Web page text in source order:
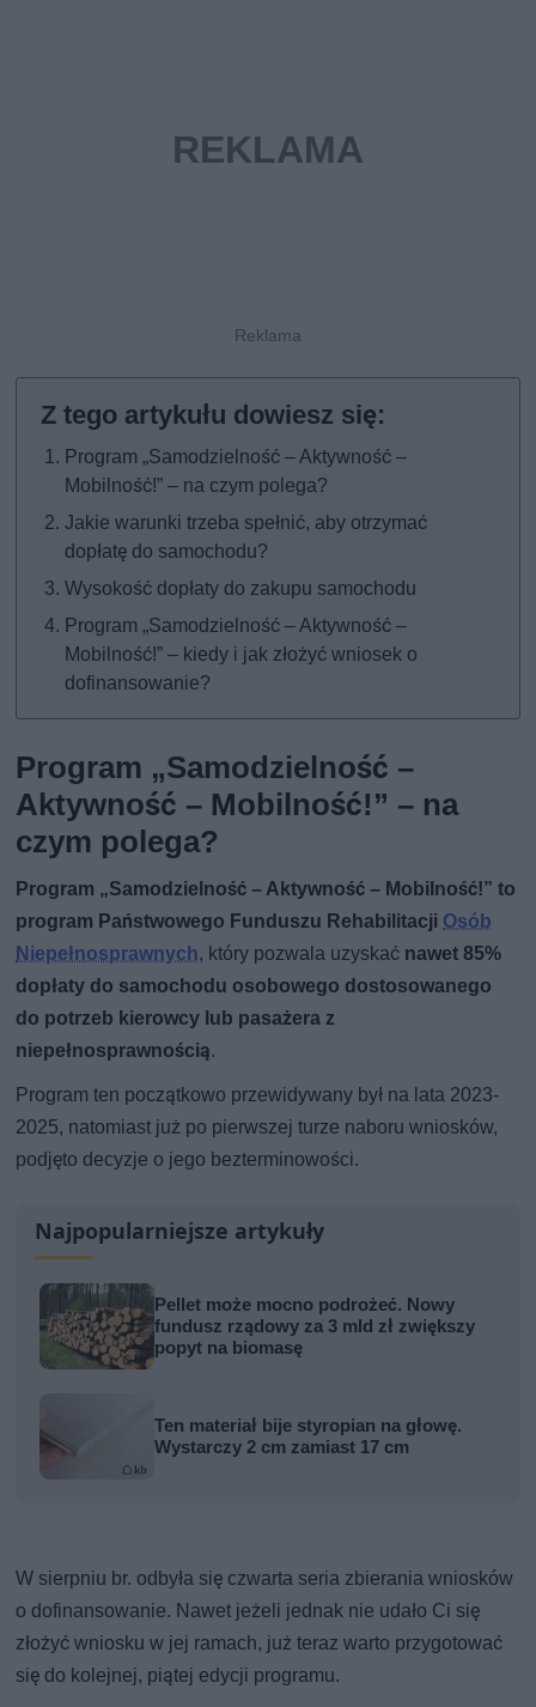
Program „Samodzielność – Aktywność –
Mobilność!” – na czym polega?
Jakie warunki trzeba spełnić, aby otrzymać
dopłatę do samochodu?
Wysokość dopłaty do zakupu samochodu
Program „Samodzielność – Aktywność –
Mobilność!” – kiedy i jak złożyć wniosek o
dofinansowanie?
Program „Samodzielność –
Aktywność – Mobilność!” – na
czym polega?
Program „Samodzielność – Aktywność – Mobilność!” to
program Państwowego Funduszu Rehabilitacji Osób
Niepełnosprawnych, który pozwala uzyskać nawet 85%
dopłaty do samochodu osobowego dostosowanego
do potrzeb kierowcy lub pasażera z
niepełnosprawnością.
Program ten początkowo przewidywany był na lata 2023-
2025, natomiast już po pierwszej turze naboru wniosków,
podjęto decyzje o jego bezterminowości.
Najpopularniejsze artykuły
Pellet może mocno podrożeć. Nowy
fundusz rządowy za 3 mld zł zwiększy
popyt na biomasę
Ten materiał bije styropian na głowę.
Wystarczy 2 cm zamiast 17 cm
W sierpniu br. odbyła się czwarta seria zbierania wniosków
o dofinansowanie. Nawet jeżeli jednak nie udało Ci się
złożyć wniosku w jej ramach, już teraz warto przygotować
się do kolejnej, piątej edycji programu.